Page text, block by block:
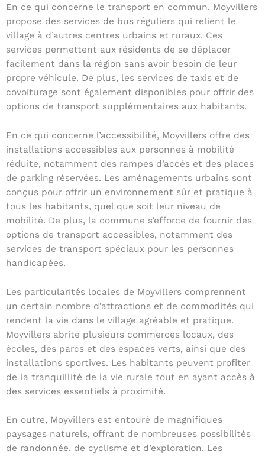
En ce qui concerne le transport en commun, Moyvillers
propose des services de bus réguliers qui relient le
village à d’autres centres urbains et ruraux. Ces
services permettent aux résidents de se déplacer
facilement dans la région sans avoir besoin de leur
propre véhicule. De plus, les services de taxis et de
covoiturage sont également disponibles pour offrir des
options de transport supplémentaires aux habitants.
En ce qui concerne l’accessibilité, Moyvillers offre des
installations accessibles aux personnes à mobilité
réduite, notamment des rampes d’accès et des places
de parking réservées. Les aménagements urbains sont
conçus pour offrir un environnement sûr et pratique à
tous les habitants, quel que soit leur niveau de
mobilité. De plus, la commune s’efforce de fournir des
options de transport accessibles, notamment des
services de transport spéciaux pour les personnes
handicapées.
Les particularités locales de Moyvillers comprennent
un certain nombre d’attractions et de commodités qui
rendent la vie dans le village agréable et pratique.
Moyvillers abrite plusieurs commerces locaux, des
écoles, des parcs et des espaces verts, ainsi que des
installations sportives. Les habitants peuvent profiter
de la tranquillité de la vie rurale tout en ayant accès à
des services essentiels à proximité.
En outre, Moyvillers est entouré de magnifiques
paysages naturels, offrant de nombreuses possibilités
de randonnée, de cyclisme et d’exploration. Les